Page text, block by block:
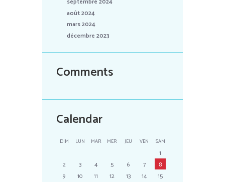
septembre 2024
août 2024
mars 2024
décembre 2023
Comments
Calendar
DIM LUN MAR MER JEU VEN SAM
1
2
3 4 5 6 7
8
9
10 11 12 13 14
15